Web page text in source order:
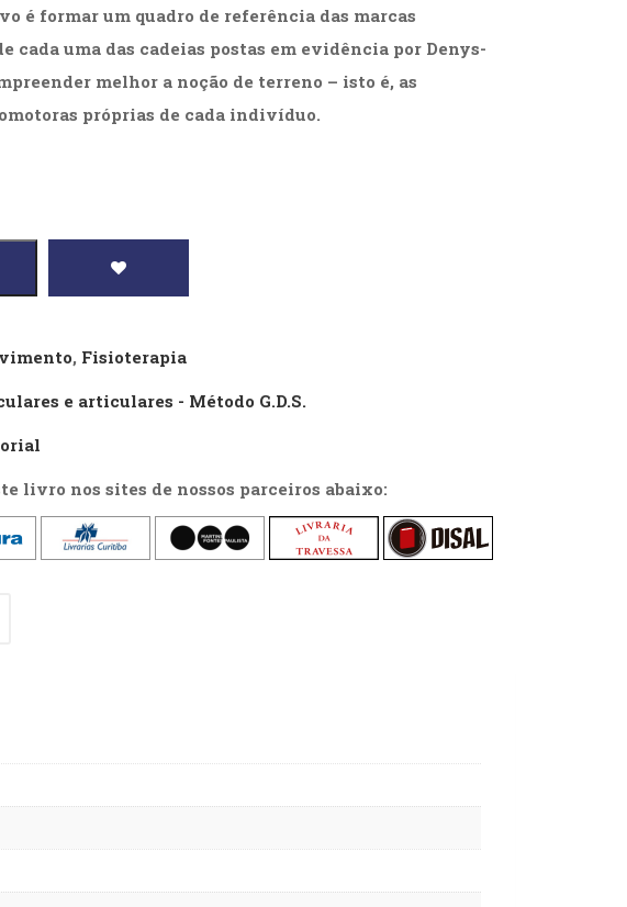
Obras de referência (48)
Rádio (8)
Saúde (132)
é formar um quadro de referência das marcas
cada uma das cadeias postas em evidência por Denys-
melhor a noção de terreno – isto é, as
próprias de cada indivíduo.
, Fisioterapia
e articulares - Método G.D.S.
livro nos sites de nossos parceiros abaixo: